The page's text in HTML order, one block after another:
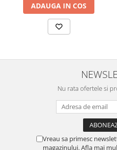
ADAUGA IN COS
Nu rata ofertele si
Vreau sa primesc
magazinului. Afla mai